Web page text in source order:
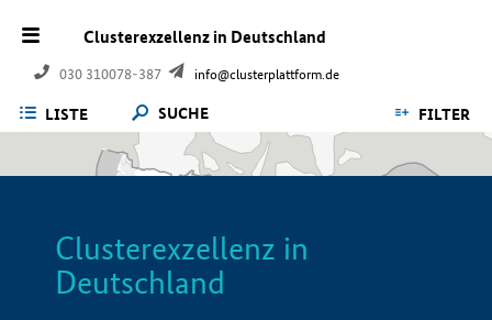
Clusterexzellenz in Deutschland
030 310078-387 info@clusterplattform.de
LISTE SUCHE FILTER
Clusterexzellenz in
Deutschland